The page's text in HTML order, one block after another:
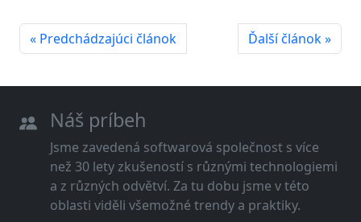
« Predchádzajúci článok Ďalší článok »
Náš príbeh
Jsme zavedená softwarová společnost s více
než 30 lety zkušeností s různými technologiemi
a z různých odvětví. Za tu dobu jsme v této
oblasti viděli všemožné trendy a praktiky.